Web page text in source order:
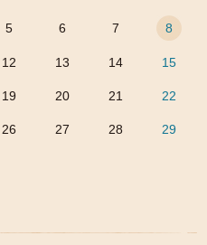
5 6 7 8
12 13 14 15
19 20 21 22
26 27 28 29